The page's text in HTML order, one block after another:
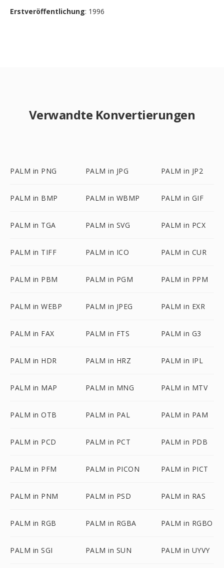
Erstveröffentlichung: 1996
Verwandte Konvertierungen
PALM in PNG PALM in JPG PALM in JP2
PALM in BMP PALM in WBMP PALM in GIF
PALM in TGA PALM in SVG PALM in PCX
PALM in TIFF PALM in ICO PALM in CUR
PALM in PBM PALM in PGM PALM in PPM
PALM in WEBP PALM in JPEG PALM in EXR
PALM in FAX PALM in FTS PALM in G3
PALM in HDR PALM in HRZ PALM in IPL
PALM in MAP PALM in MNG PALM in MTV
PALM in OTB PALM in PAL PALM in PAM
PALM in PCD PALM in PCT PALM in PDB
PALM in PFM PALM in PICON PALM in PICT
PALM in PNM PALM in PSD PALM in RAS
PALM in RGB PALM in RGBA PALM in RGBO
PALM in SGI PALM in SUN PALM in UYVY